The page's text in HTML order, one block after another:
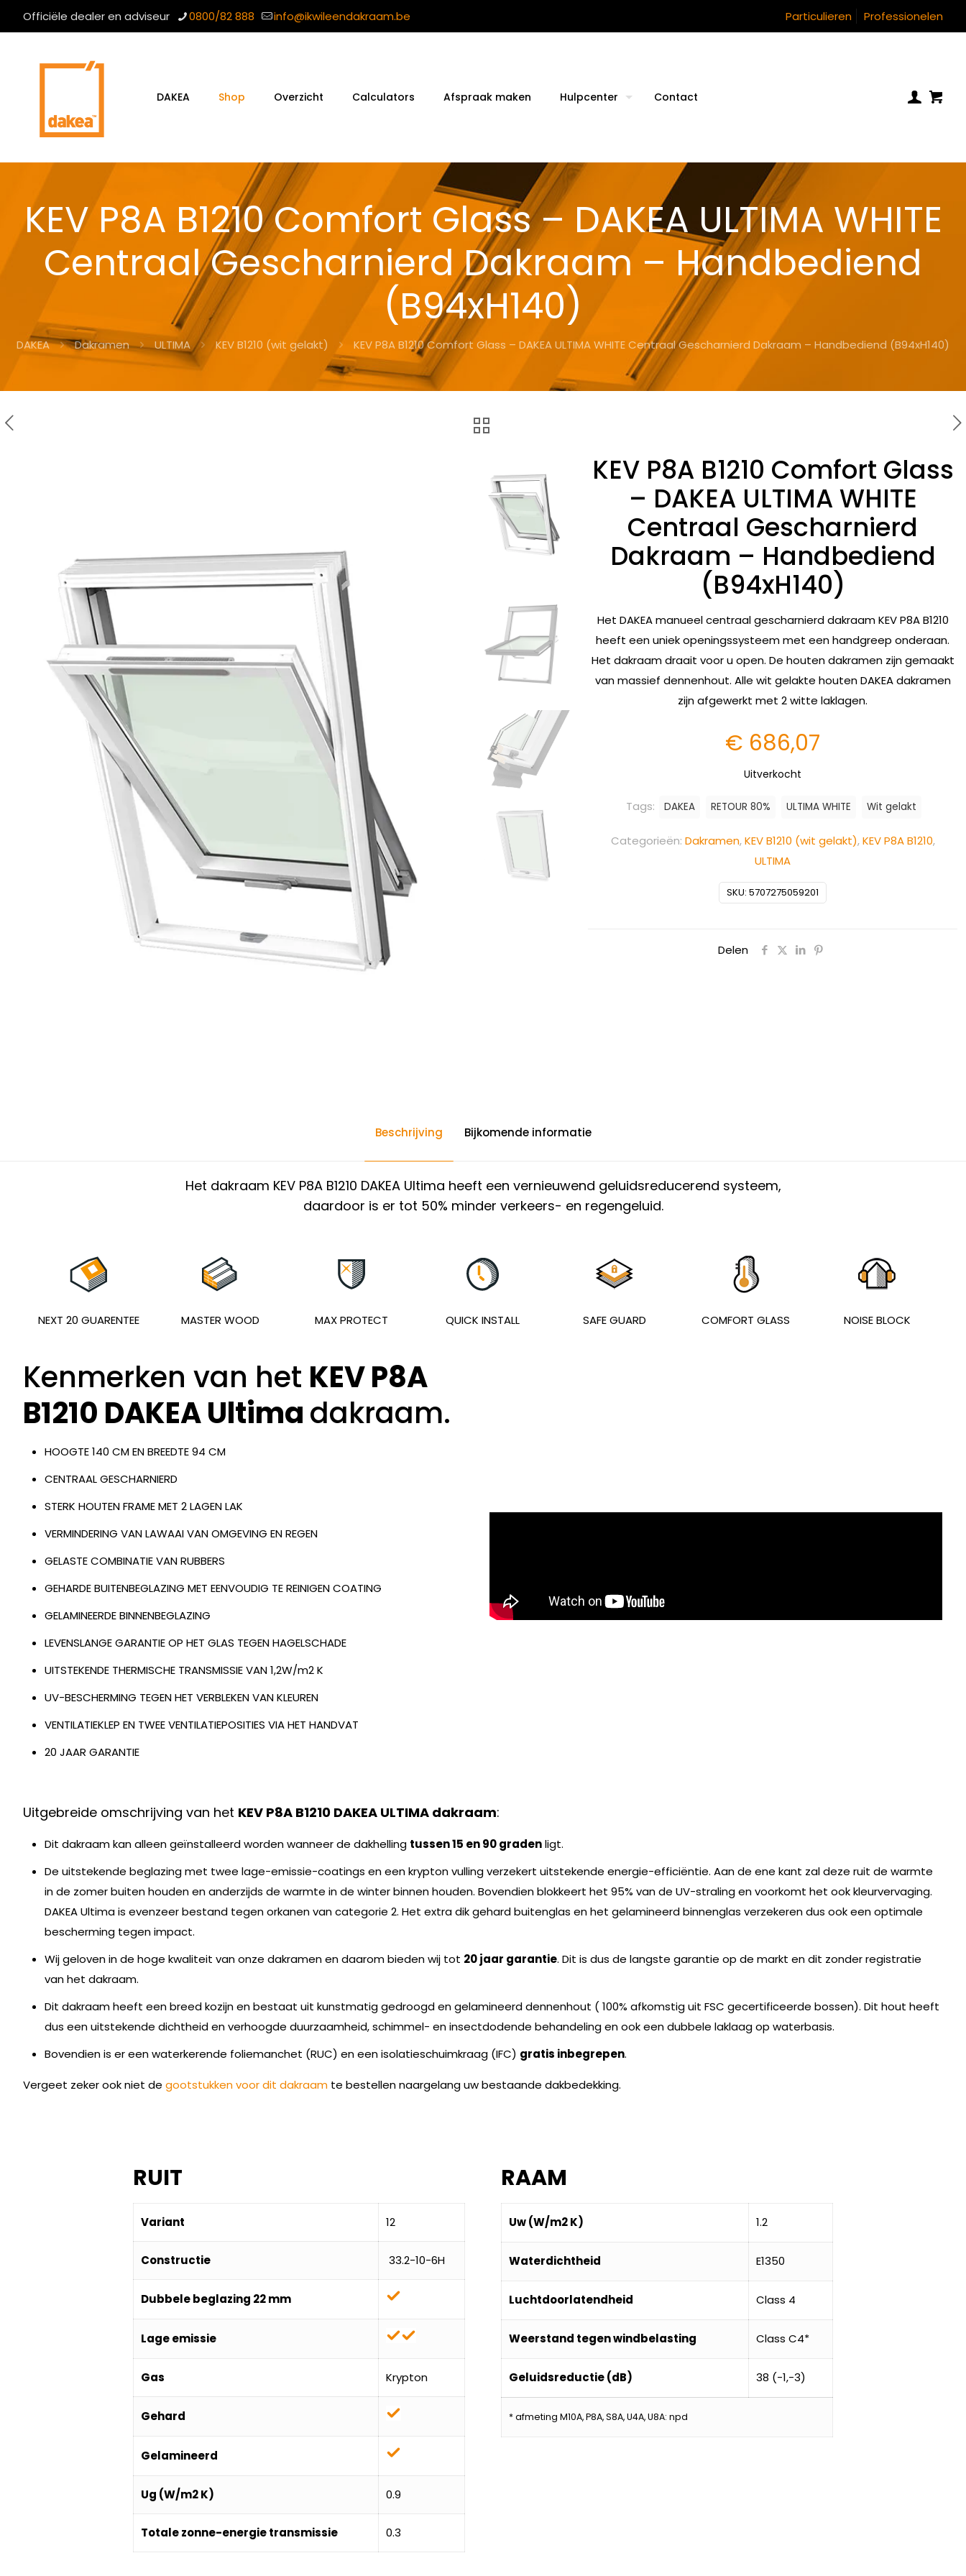
Officiële dealer en adviseur 0800/82 888 info@ikwileendakraam.be Particulieren Professionelen
DAKEA Shop Overzicht Calculators Afspraak maken Hulpcenter Contact
KEV P8A B1210 Comfort Glass – DAKEA ULTIMA WHITE
Centraal Gescharnierd Dakraam – Handbediend
(B94xH140)
DAKEA Dakramen ULTIMA KEV B1210 (wit gelakt) KEV P8A B1210 Comfort Glass – DAKEA ULTIMA WHITE Centraal Gescharnierd Dakraam – Handbediend (B94xH140)
KEV P8A B1210 Comfort Glass
– DAKEA ULTIMA WHITE
Centraal Gescharnierd
Dakraam – Handbediend
(B94xH140)
Het DAKEA manueel centraal gescharnierd dakraam KEV P8A B1210
heeft een uniek openingssysteem met een handgreep onderaan.
Het dakraam draait voor u open. De houten dakramen zijn gemaakt
van massief dennenhout. Alle wit gelakte houten DAKEA dakramen
zijn afgewerkt met 2 witte laklagen.
€ 686,07
Uitverkocht
SKU:5707275059201
Categorieën: Dakramen,KEV B1210 (wit gelakt),KEV P8A B1210,
ULTIMA
Tags: DAKEA RETOUR 80% ULTIMA WHITE Wit gelakt
Delen
Beschrijving Bijkomende informatie
Het dakraam KEV P8A B1210 DAKEA Ultima heeft een vernieuwend geluidsreducerend systeem,
daardoor is er tot 50% minder verkeers- en regengeluid.
NEXT 20 GUARENTEE MASTER WOOD MAX PROTECT QUICK INSTALL SAFE GUARD COMFORT GLASS NOISE BLOCK
Kenmerken van het KEV P8A
B1210 DAKEA Ultimadakraam.
HOOGTE 140 CM EN BREEDTE 94 CM
CENTRAAL GESCHARNIERD
STERK HOUTEN FRAME MET 2 LAGEN LAK
VERMINDERING VAN LAWAAI VAN OMGEVING EN REGEN
GELASTE COMBINATIE VAN RUBBERS
GEHARDE BUITENBEGLAZING MET EENVOUDIG TE REINIGEN COATING
GELAMINEERDE BINNENBEGLAZING
LEVENSLANGE GARANTIE OP HET GLAS TEGEN HAGELSCHADE
UITSTEKENDE THERMISCHE TRANSMISSIE VAN 1,2W/m2 K
UV-BESCHERMING TEGEN HET VERBLEKEN VAN KLEUREN
VENTILATIEKLEP EN TWEE VENTILATIEPOSITIES VIA HET HANDVAT
20 JAAR GARANTIE
Uitgebreide omschrijving van het KEV P8A B1210 DAKEA ULTIMA dakraam:
Dit dakraam kan alleen geïnstalleerd worden wanneer de dakhelling tussen 15 en 90 gradenligt.
De uitstekende beglazing met twee lage-emissie-coatings en een krypton vulling verzekert uitstekende energie-efficiëntie. Aan de ene kant zal deze ruit de warmte
in de zomer buiten houden en anderzijds de warmte in de winter binnen houden. Bovendien blokkeert het 95% van de UV-straling en voorkomt het ook kleurvervaging.
DAKEA Ultima is evenzeer bestand tegen orkanen van categorie 2. Het extra dik gehard buitenglas en het gelamineerd binnenglas verzekeren dus ook een optimale
bescherming tegen impact.
Wij geloven in de hoge kwaliteit van onze dakramen en daarom bieden wij tot 20 jaar garantie. Dit is dus de langste garantie op de markt en dit zonder registratie
van het dakraam.
Dit dakraam heeft een breed kozijn en bestaat uit kunstmatig gedroogd en gelamineerd dennenhout ( 100% afkomstig uit FSC gecertificeerde bossen). Dit hout heeft
dus een uitstekende dichtheid en verhoogde duurzaamheid, schimmel- en insectdodende behandeling en ook een dubbele laklaag op waterbasis.
Bovendien is er een waterkerende foliemanchet (RUC) en een isolatieschuimkraag (IFC) gratis inbegrepen.
Vergeet zeker ook niet de gootstukken voor dit dakraam te bestellen naargelang uw bestaande dakbedekking.
RUIT
Variant 12
Constructie 33.2-10-6H
Dubbele beglazing 22 mm
Lage emissie
Gas Krypton
Gehard
Gelamineerd
Ug (W/m2 K) 0.9
Totale zonne-energie transmissie 0.3
RAAM
Uw (W/m2 K) 1.2
Waterdichtheid E1350
Luchtdoorlatendheid Class 4
Weerstand tegen windbelasting Class C4*
Geluidsreductie (dB) 38 (-1,-3)
* afmeting M10A, P8A, S8A, U4A, U8A: npd